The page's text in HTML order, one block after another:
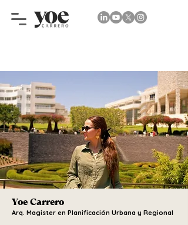
Yoe Carrero
Arq. Magister en Planificación Urbana y Regional